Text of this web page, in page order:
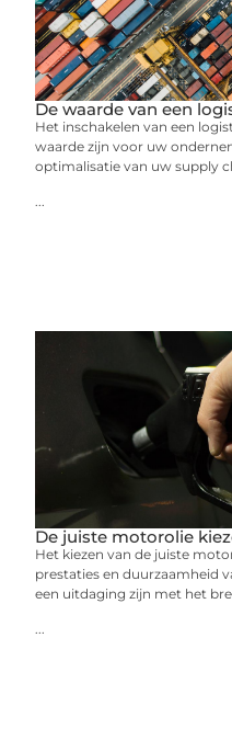
De waarde van een
Het inschakelen van een
waarde zijn voor uw
optimalisatie van uw supply
De juiste motorolie
Het kiezen van de juiste
prestaties en duurzaamheid
een uitdaging zijn met het